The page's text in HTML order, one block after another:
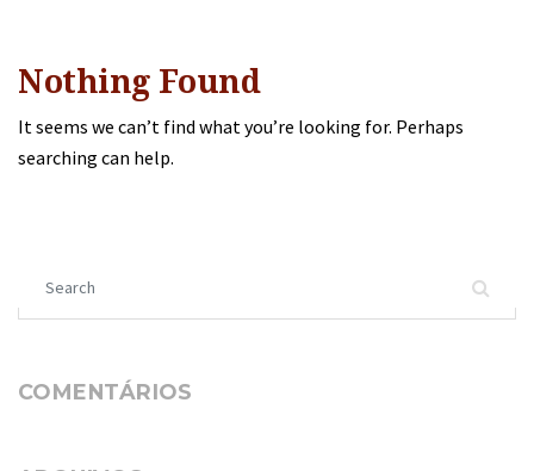
Nothing Found
It seems we can’t find what you’re looking for. Perhaps
searching can help.
COMENTÁRIOS